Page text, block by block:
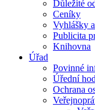
Důležité
Ceníky
Vyhlášky
Publicita
Knihovna
Úřad
Povinné
Úřední
Ochrana